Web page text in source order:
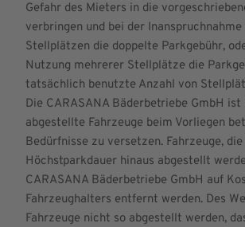
Gefahr des Mieters in die
verbringen und bei der
Stellplätzen die doppelte Parkgebühr,
Nutzung mehrerer Stellplätze die
tatsächlich benutzte Anzahl von
Die CARASANA Bäderbetriebe GmbH
abgestellte Fahrzeuge beim Vorliegen
Bedürfnisse zu versetzen. Fahrzeuge,
Höchstparkdauer hinaus abgestellt
CARASANA Bäderbetriebe GmbH auf
Fahrzeughalters entfernt werden. Des
Fahrzeuge nicht so abgestellt werden,